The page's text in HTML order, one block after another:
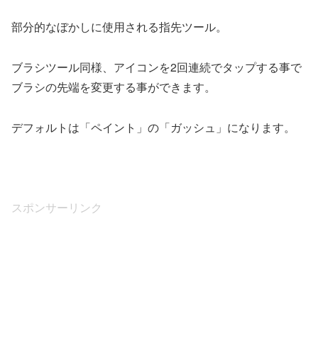
部分的なぼかしに使用される指先ツール。
ブラシツール同様、アイコンを2回連続でタップする事で
ブラシの先端を変更する事ができます。
デフォルトは「ペイント」の「ガッシュ」になります。
スポンサーリンク